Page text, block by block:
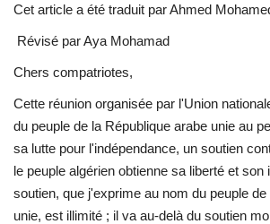
Les auspices
L'Égypte
Mouvement de la jeunesse de
Nasser
La Bourse Nasser pour le leadership
international
Cet article a été traduit par Ahmed
Révisé par Aya Mohamad
Chers compatriotes,
Cette réunion organisée par l'Union
du peuple de la République arabe unie au
sa lutte pour l'indépendance, un soutien
le peuple algérien obtienne sa liberté et son
soutien, que j'exprime au nom du peuple
unie, est illimité ; il va au-delà du soutien